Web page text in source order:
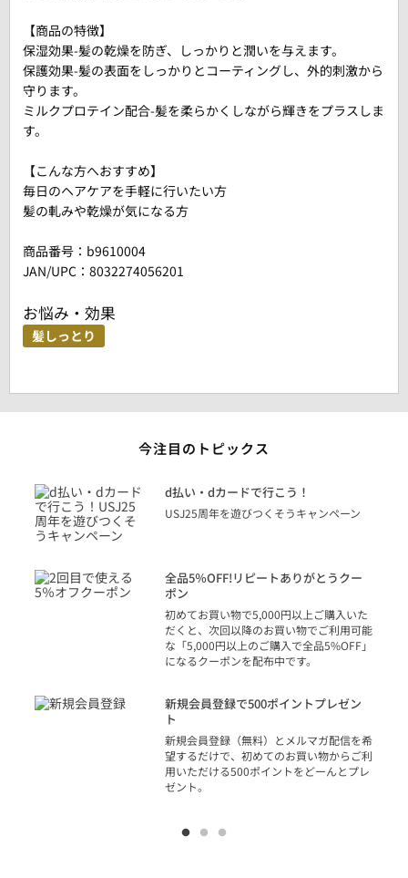
【商品の特徴】
保湿効果-髪の乾燥を防ぎ、しっかりと潤いを与えます。
保護効果-髪の表面をしっかりとコーティングし、外的刺激から
守ります。
ミルクプロテイン配合-髪を柔らかくしながら輝きをプラスしま
す。
【こんな方へおすすめ】
毎日のヘアケアを手軽に行いたい方
髪の軋みや乾燥が気になる方
商品番号： b9610004
JAN/UPC：8032274056201
お悩み・効果
髪しっとり
今注目のトピックス
d払い・dカードで行こう！
USJ25周年を遊びつくそうキャンペーン
全品5％OFF!リピートありがとうクー
ポン
初めてお買い物で5,000円以上ご購入いた
だくと、次回以降のお買い物でご利用可能
な「5,000円以上のご購入で全品5%OFF」
になるクーポンを配布中です。
新規会員登録で500ポイントプレゼン
ト
新規会員登録（無料）とメルマガ配信を希
望するだけで、初めてのお買い物からご利
用いただける500ポイントをどーんとプレ
ゼント。